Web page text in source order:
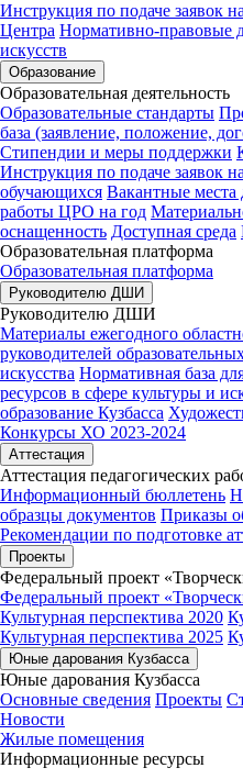
Инструкция по подаче заявок
Центра Нормативно-правовые
искусств
Образование
Образовательная деятельность
Образовательные стандарты
база (заявление, положение,
Стипендии и меры поддержки
Инструкция по подаче заявок
обучающихся Вакантные
работы ЦРО на год
оснащенность Доступная среда
Образовательная платформа
Образовательная платформа
Руководителю ДШИ
Руководителю ДШИ
Материалы ежегодного
руководителей
искусства Нормативная база
ресурсов в сфере культуры и
образование Кузбасса
Конкурсы ХО 2023-2024
Аттестация
Аттестация педагогических
Информационный бюллетень
образцы документов Приказы
Рекомендации по подготовке
Проекты
Федеральный проект
Федеральный проект
Культурная перспектива 2020
Культурная перспектива 2025
Юные дарования Кузбасса
Юные дарования Кузбасса
Основные сведения Проекты
Новости
Жилые помещения
Информационные ресурсы